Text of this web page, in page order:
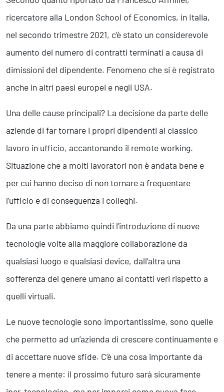
ricercatore alla London School of Economics, in Italia,
nel secondo trimestre 2021, c’è stato un considerevole
aumento del numero di contratti terminati a causa di
dimissioni del dipendente. Fenomeno che si è registrato
anche in altri paesi europei e negli USA.
Una delle cause principali? La decisione da parte delle
aziende di far tornare i propri dipendenti al classico
lavoro in ufficio, accantonando il remote working.
Situazione che a molti lavoratori non è andata bene e
per cui hanno deciso di non tornare a frequentare
l’ufficio e di conseguenza i colleghi.
Da una parte abbiamo quindi l’introduzione di nuove
tecnologie volte alla maggiore collaborazione da
qualsiasi luogo e qualsiasi device, dall’altra una
sofferenza del genere umano ai contatti veri rispetto a
quelli virtuali.
Le nuove tecnologie sono importantissime, sono quelle
che permetto ad un’azienda di crescere continuamente e
di accettare nuove sfide. C’è una cosa importante da
tenere a mente: il prossimo futuro sarà sicuramente